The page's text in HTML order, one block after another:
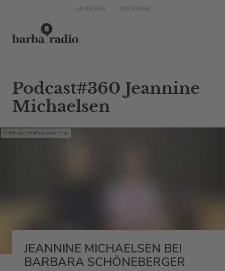
HAMBURG NATIONAL
Podcast#360 Jeannine
Michaelsen
Mit den Waffeln einer Frau
JEANNINE MICHAELSEN BEI
BARBARA SCHÖNEBERGER